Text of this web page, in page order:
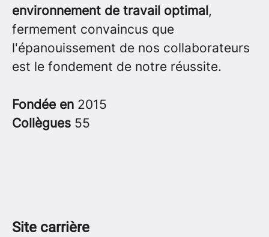
environnement de travail optimal,
fermement convaincus que
l'épanouissement de nos collaborateurs
est le fondement de notre réussite.
Fondée en 2015
Collègues 55
Site carrière